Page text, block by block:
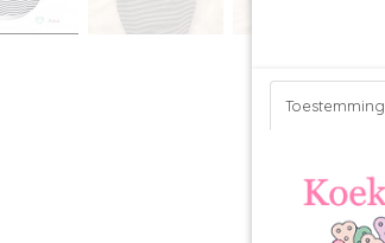
Toestemming